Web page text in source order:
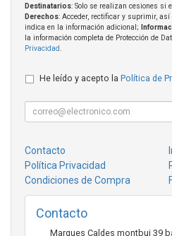
Destinatarios: Solo se realizan cesiones si
Derechos: Acceder, rectificar y suprimir, así
indica en la información adicional;
la información completa de Protección de
Privacidad
He leído y acepto la Política de
Contacto
Política Privacidad
Condiciones de Compra
Contacto
Marques Caldes montbui 39